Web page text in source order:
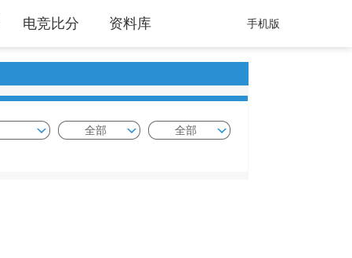
电竞比分 资料库 手机版
全部 全部